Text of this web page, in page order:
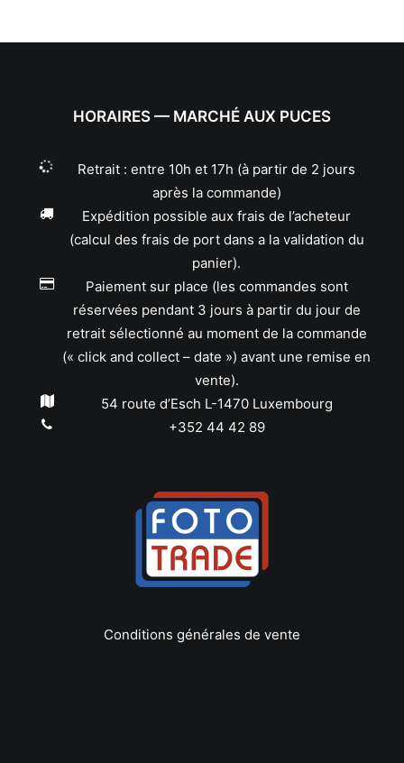
HORAIRES — MARCHÉ AUX PUCES
Retrait : entre 10h et 17h (à partir de 2 jours
après la commande)
Expédition possible aux frais de l’acheteur
(calcul des frais de port dans a la validation du
panier).
Paiement sur place (les commandes sont
réservées pendant 3 jours à partir du jour de
retrait sélectionné au moment de la commande
(« click and collect – date ») avant une remise en
vente).
54 route d’Esch L-1470 Luxembourg
+352 44 42 89
Conditions générales de vente